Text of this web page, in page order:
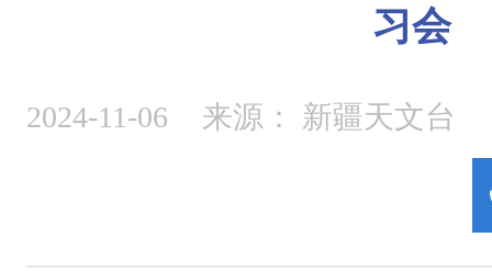
习会
2024-11-06 来源： 新疆天文台